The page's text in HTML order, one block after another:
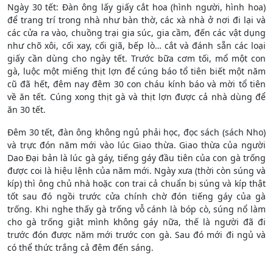
Ngày 30 tết: Đàn ông lấy giấy cắt hoa (hình người, hình hoa)
để trang trí trong nhà như bàn thờ, các xà nhà ở nơi đi lại và
các cửa ra vào, chuồng trại gia súc, gia cầm, đến các vật dụng
như chõ xôi, cối xay, cối giã, bếp lò… cắt và đánh sẵn các loại
giấy cần dùng cho ngày tết. Trước bữa cơm tối, mổ một con
gà, luộc một miếng thịt lợn để cúng báo tổ tiên biết một năm
cũ đã hết, đêm nay đêm 30 con cháu kính báo và mời tổ tiên
về ăn tết. Cúng xong thịt gà và thịt lợn được cả nhà dùng để
ăn 30 tết.
Đêm 30 tết, đàn ông không ngủ phải học, đọc sách (sách Nho)
và trực đón năm mới vào lúc Giao thừa. Giao thừa của người
Dao Đại bản là lúc gà gáy, tiếng gáy đầu tiên của con gà trống
được coi là hiệu lệnh của năm mới. Ngày xưa (thời còn súng và
kíp) thì ông chủ nhà hoặc con trai cả chuẩn bị súng và kíp thật
tốt sau đó ngồi trước cửa chính chờ đón tiếng gáy của gà
trống. Khi nghe thấy gà trống vỗ cánh là bóp cò, súng nổ làm
cho gà trống giật mình không gáy nữa, thế là người đã đi
trước đón được năm mới trước con gà. Sau đó mới đi ngủ và
có thể thức trắng cả đêm đến sáng.